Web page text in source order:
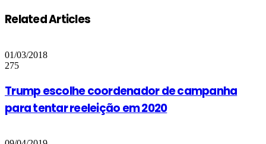
Related Articles
01/03/2018
275
Trump escolhe coordenador de campanha
para tentar reeleição em 2020